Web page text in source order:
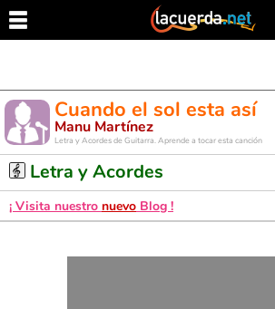
Cuando el sol esta así
Manu Martínez
Letra y Acordes de Guitarra. Aprende a tocar esta canción
Letra y Acordes
¡ Visita nuestro nuevo Blog !